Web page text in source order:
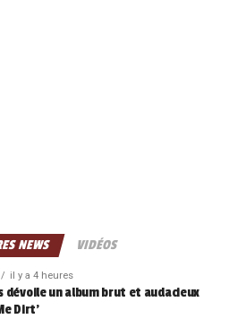
NEWS VIDÉOS
il y a 4 heures
dévoile un album brut et audacieux
Dirt’